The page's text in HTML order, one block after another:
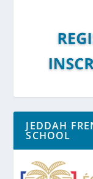
JEDDAH
SCHOOL